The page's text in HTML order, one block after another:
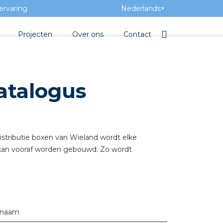
boxen van Wieland wordt elke
vooraf worden gebouwd. Zo wordt
Nederlands ▼
Projecten Over ons
Evenementen
Contact